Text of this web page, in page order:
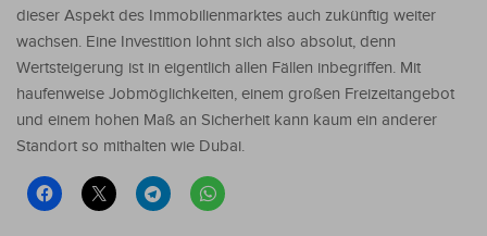
dieser Aspekt des Immobilienmarktes auch zukünftig weiter
wachsen. Eine Investition lohnt sich also absolut, denn
Wertsteigerung ist in eigentlich allen Fällen inbegriffen. Mit
haufenweise Jobmöglichkeiten, einem großen Freizeitangebot
und einem hohen Maß an Sicherheit kann kaum ein anderer
Standort so mithalten wie Dubai.